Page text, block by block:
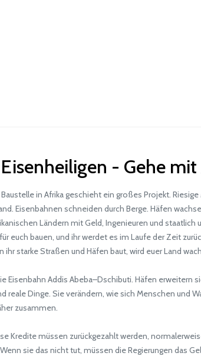
- Gehe
in Afrika geschieht ein großes Projekt.
Eisenbahnen schneiden durch Berge. Häfen
Ländern mit Geld, Ingenieuren und
euch bauen, und ihr werdet es im Laufe der Zeit
starke Straßen und Häfen baut, wird euer Land
Addis Abeba–Dschibuti. Häfen erweitern
Dinge. Sie verändern, wie sich Menschen und
zusammen.
müssen zurückgezahlt werden,
sie das nicht tut, müssen die Regierungen das